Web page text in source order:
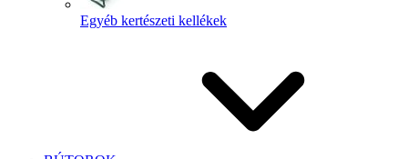
Egyéb kertészeti kellékek